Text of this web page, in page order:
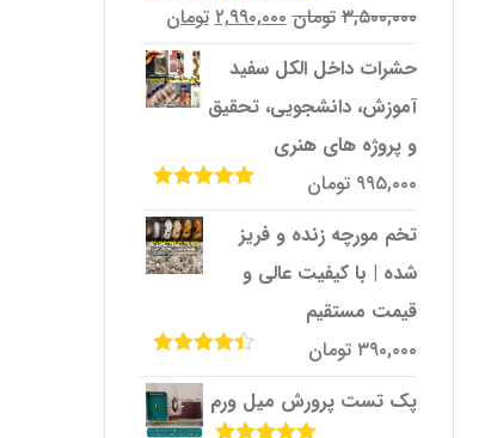
امتیاز5.00از
۳,۵۰۰,۰۰۰ تومانقیمت
اصلی
۳,۵۰۰,۰۰۰تومان
۲,۹۹۰,۰۰۰ تومان
فعلی
حشرات داخل الکل سفید
آموزش، دانشجویی، تحقیق
و پروژه‌ های هنری
۹۹۵,۰۰۰ تومان
تخم مورچه زنده و فریز
شده | با کیفیت عالی و
قیمت مستقیم
۳۹۰,۰۰۰ تومان
پک تست پرورش میل ‌ورم